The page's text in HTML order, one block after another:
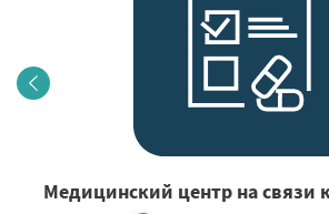
Медицинский центр на связи